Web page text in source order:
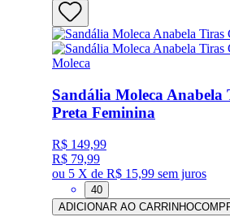
Moleca
Sandália Moleca Anabela
Preta Feminina
R$ 149,99
R$ 79,99
ou 5 X de R$ 15,99 sem juros
40
ADICIONAR AO CARRINHO